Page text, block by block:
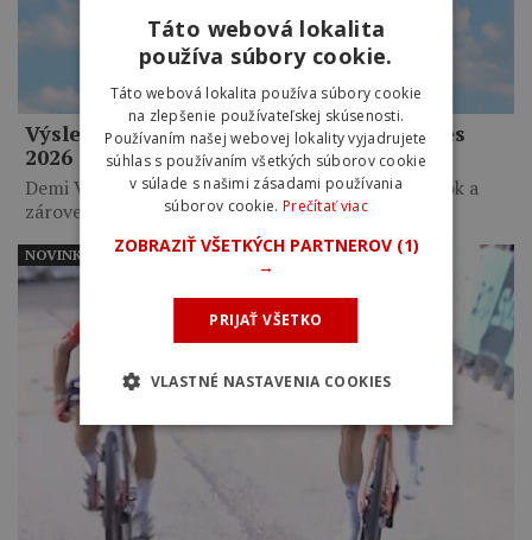
Výsledky 5. etapy Tour de France Femmes
2026
Demi Vollering zvíťazila v šprinte troch pretekárok a
zároveň favoritiek…
NOVINKY
Táto webová lokalita
používa súbory cookie.
Táto webová lokalita používa súbory cookie
na zlepšenie používateľskej skúsenosti.
Používaním našej webovej lokality vyjadrujete
súhlas s používaním všetkých súborov cookie
v súlade s našimi zásadami používania
súborov cookie. Prečítať viac
ZOBRAZIŤ VŠETKÝCH PARTNEROV (1)
→
PRIJAŤ VŠETKO
VLASTNÉ NASTAVENIA COOKIES